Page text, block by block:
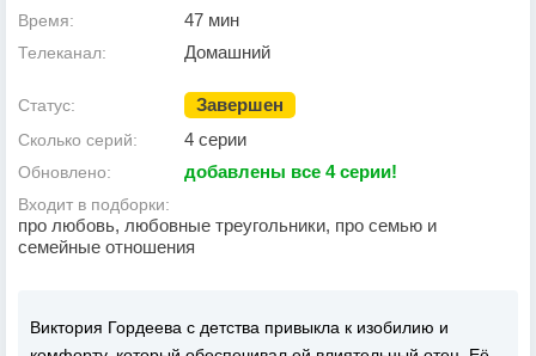
Время: 47 мин
Телеканал: Домашний
Статус: Завершен
Сколько серий: 4 серии
Обновлено: добавлены все 4 серии!
Входит в подборки:
про любовь, любовные треугольники, про семью и
семейные отношения
Виктория Гордеева с детства привыкла к изобилию и